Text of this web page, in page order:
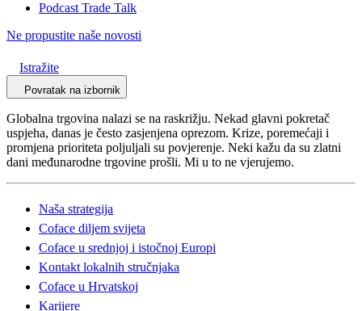
Podcast Trade Talk
Ne propustite naše novosti
Istražite
Povratak na izbornik
Globalna trgovina nalazi se na raskrižju. Nekad glavni pokretač
uspjeha, danas je često zasjenjena oprezom. Krize, poremećaji i
promjena prioriteta poljuljali su povjerenje. Neki kažu da su zlatni
dani međunarodne trgovine prošli. Mi u to ne vjerujemo.
Naša strategija
Coface diljem svijeta
Coface u srednjoj i istočnoj Europi
Kontakt lokalnih stručnjaka
Coface u Hrvatskoj
Karijere